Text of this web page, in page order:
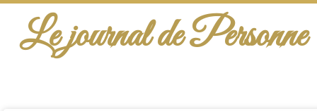
Le journal de Personne